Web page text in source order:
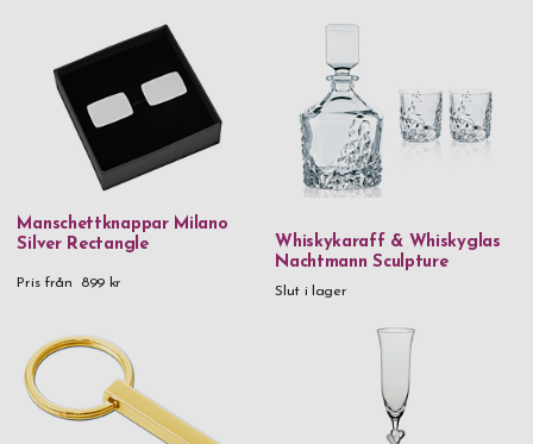
Manschettknappar Milano
Silver Rectangle
Pris från 899 kr
Whiskykaraff & Whiskyglas
Nachtmann Sculpture
Slut i lager